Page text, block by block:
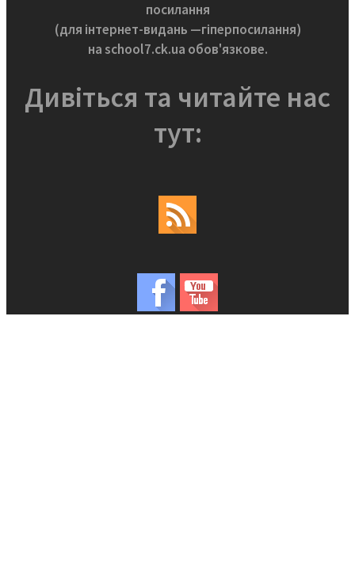
посилання
(для інтернет-видань —гіперпосилання)
на school7.ck.ua обов'язкове.
Дивіться та читайте нас
тут: